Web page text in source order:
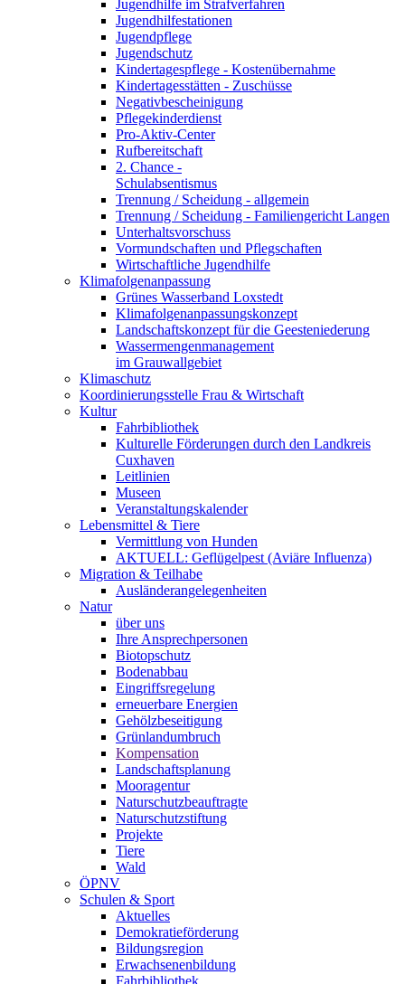
Jugendhilfe im Strafverfahren
Jugendhilfestationen
Jugendpflege
Jugendschutz
Kindertagespflege - Kostenübernahme
Kindertagesstätten - Zuschüsse
Negativbescheinigung
Pflegekinderdienst
Pro-Aktiv-Center
Rufbereitschaft
2. Chance -
Schulabsentismus
Trennung / Scheidung - allgemein
Trennung / Scheidung - Familiengericht Langen
Unterhaltsvorschuss
Vormundschaften und Pflegschaften
Wirtschaftliche Jugendhilfe
Klimafolgenanpassung
Grünes Wasserband Loxstedt
Klimafolgenanpassungskonzept
Landschaftskonzept für die Geesteniederung
Wassermengenmanagement
im Grauwallgebiet
Klimaschutz
Koordinierungsstelle Frau & Wirtschaft
Kultur
Fahrbibliothek
Kulturelle Förderungen durch den Landkreis
Cuxhaven
Leitlinien
Museen
Veranstaltungskalender
Lebensmittel & Tiere
Vermittlung von Hunden
AKTUELL: Geflügelpest (Aviäre Influenza)
Migration & Teilhabe
Ausländerangelegenheiten
Natur
über uns
Ihre Ansprechpersonen
Biotopschutz
Bodenabbau
Eingriffsregelung
erneuerbare Energien
Gehölzbeseitigung
Grünlandumbruch
Kompensation
Landschaftsplanung
Mooragentur
Naturschutzbeauftragte
Naturschutzstiftung
Projekte
Tiere
Wald
ÖPNV
Schulen & Sport
Aktuelles
Demokratieförderung
Bildungsregion
Erwachsenenbildung
Fahrbibliothek